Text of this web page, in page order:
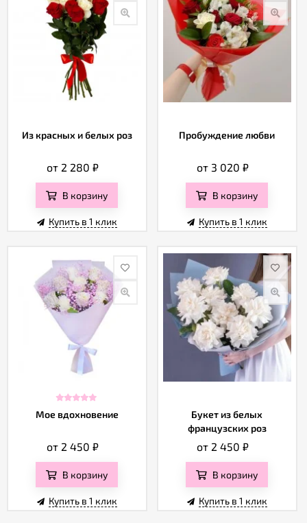
Из красных и белых роз
от 2 280₽
В корзину
Купить в 1 клик
Пробуждение любви
от 3 020₽
В корзину
Купить в 1 клик
Мое вдохновение
от 2 450₽
В корзину
Купить в 1 клик
Букет из белых
французских роз
от 2 450₽
В корзину
Купить в 1 клик